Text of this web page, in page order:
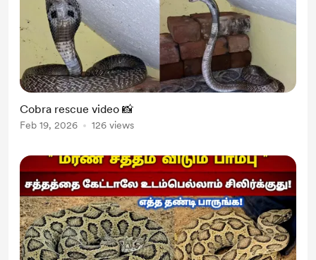
Cobra rescue video 📸
Feb 19, 2026 126 views